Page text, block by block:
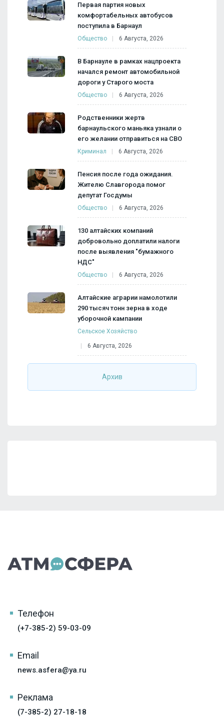
Первая партия новых
комфортабельных автобусов
поступила в Барнаул
Общество 6 Августа, 2026
В Барнауле в рамках нацпроекта
начался ремонт автомобильной
дороги у Старого моста
Общество 6 Августа, 2026
Родственники жертв
барнаульского маньяка узнали о
его желании отправиться на СВО
Криминал 6 Августа, 2026
Пенсия после года ожидания.
Жителю Славгорода помог
депутат Госдумы
Общество 6 Августа, 2026
130 алтайских компаний
добровольно доплатили налоги
после выявления "бумажного
НДС"
Общество 6 Августа, 2026
Алтайские аграрии намолотили
290 тысяч тонн зерна в ходе
уборочной кампании
Сельское Хозяйство
6 Августа, 2026
Архив
Телефон
(+7-385-2) 59-03-09
Email
news.asfera@ya.ru
Реклама
(7-385-2) 27-18-18